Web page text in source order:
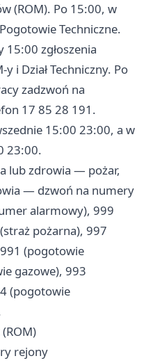
(ROM). Po 15:00, w
Techniczne.
zgłoszenia
i Dział Techniczny. Po
zadzwoń na
17 85 28 191.
15:00 23:00, a w
23:00.
lub zdrowia — pożar,
— dzwoń na numery
alarmowy), 999
pożarna), 997
(pogotowie
gazowe), 993
(pogotowie
rejony